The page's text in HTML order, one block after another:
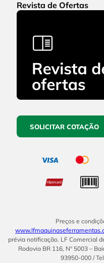
Revista de Ofertas
SOLICITAR COTAÇÃO
Preços e
prévia notificação. LF Comercial
Rodovia BR 116, Nº 5003 –
93950-000 /